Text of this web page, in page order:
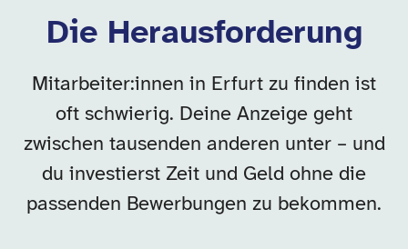
Die Herausforderung
Mitarbeiter:innen in Erfurt zu finden ist
oft schwierig. Deine Anzeige geht
zwischen tausenden anderen unter – und
du investierst Zeit und Geld ohne die
passenden Bewerbungen zu bekommen.